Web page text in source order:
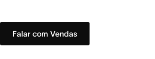
Falar com Vendas